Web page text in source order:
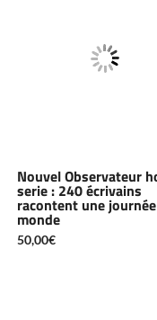
Nouvel Observateur
serie : 240 écrivains
racontent une
monde
50,00€